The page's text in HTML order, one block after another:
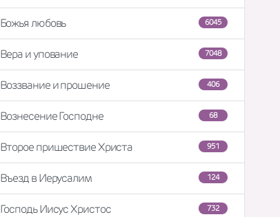
6045
Божья любовь
7048
Вера и упование
406
Воззвание и прошение
68
Вознесение Господне
951
Второе пришествие Христа
124
Въезд в Иерусалим
732
Господь Иисус Христос